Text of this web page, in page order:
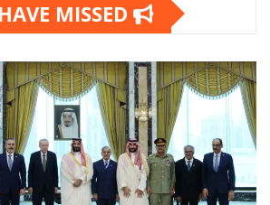
MISSED